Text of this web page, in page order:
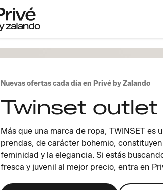
Nuevas ofertas cada día en Privé by Zalando
Twinset outlet
Más que una marca de ropa, TWINSET es
prendas, de carácter bohemio,
feminidad y la elegancia. Si estás
fresca y juvenil al mejor precio, entra en